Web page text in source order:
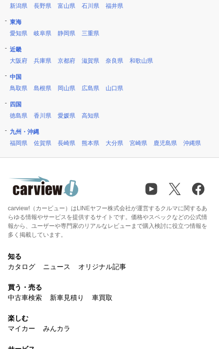
新潟県
長野県 富山県 石川県 福井県
東海
愛知県
岐阜県 静岡県 三重県
近畿
大阪府
兵庫県 京都府 滋賀県 奈良県 和歌山県
中国
鳥取県
島根県 岡山県 広島県 山口県
四国
徳島県
香川県 愛媛県 高知県
九州・沖縄
福岡県
佐賀県 長崎県 熊本県 大分県 宮崎県 鹿児島県 沖縄県
carview!（カービュー）はLINEヤフー株式会社が運営するクルマに関するあ
らゆる情報やサービスを提供するサイトです。価格やスペックなどの公式情
報から、ユーザーや専門家のリアルなレビューまで購入検討に役立つ情報を
多く掲載しています。
知る
カタログ
ニュース オリジナル記事
買う・売る
中古車検索
新車見積り 車買取
楽しむ
マイカー
みんカラ